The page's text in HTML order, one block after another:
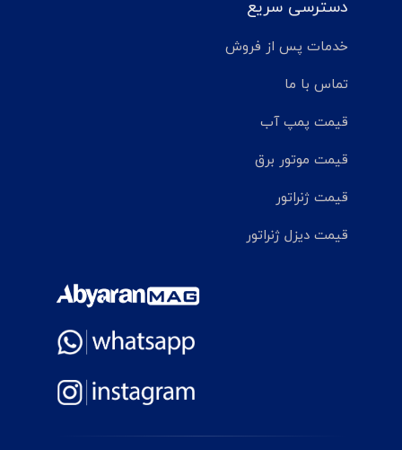
دسترسی سریع
خدمات پس از فروش
تماس با ما
قیمت پمپ آب
قیمت موتور برق
قیمت ژنراتور
قیمت دیزل ژنراتور